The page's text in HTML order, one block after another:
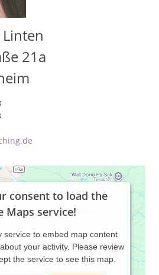
21a
consent to load the
Maps service!
service to embed map content
your activity. Please review
the service to see this map.